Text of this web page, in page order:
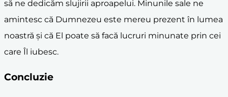
să ne dedicăm slujirii aproapelui. Minunile sale ne
amintesc că Dumnezeu este mereu prezent în lumea
noastră și că El poate să facă lucruri minunate prin cei
care Îl iubesc.
Concluzie